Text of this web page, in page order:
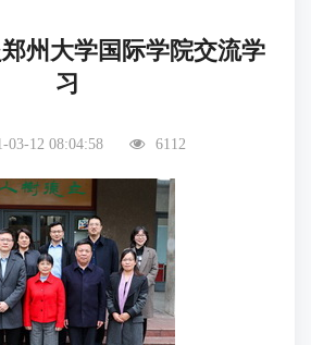
州大学国际学院交流学
习
03-12 08:04:58 6112